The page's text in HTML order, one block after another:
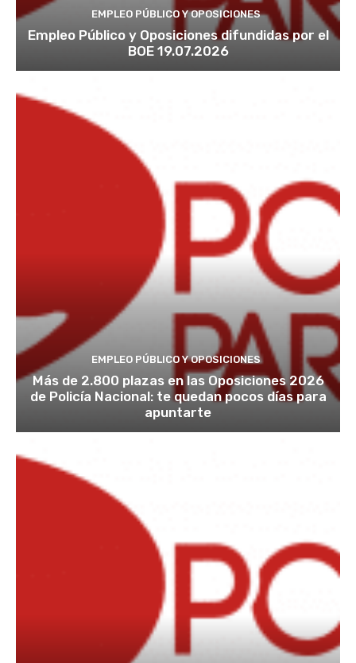
EMPLEO PÚBLICO Y OPOSICIONES
Empleo Público y Oposiciones difundidas por el
BOE 19.07.2026
EMPLEO PÚBLICO Y OPOSICIONES
Más de 2.800 plazas en las Oposiciones 2026
de Policía Nacional: te quedan pocos días para
apuntarte